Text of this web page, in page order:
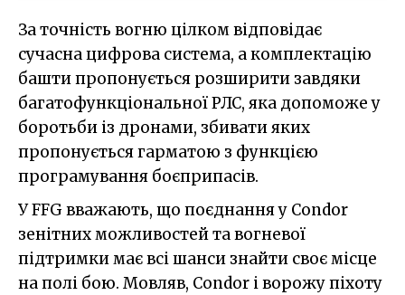
За точність вогню цілком відповідає
сучасна цифрова система, а комплектацію
башти пропонується розширити завдяки
багатофункціональної РЛС, яка допоможе у
боротьби із дронами, збивати яких
пропонується гарматою з функцією
програмування боєприпасів.
У FFG вважають, що поєднання у Condor
зенітних можливостей та вогневої
підтримки має всі шанси знайти своє місце
на полі бою. Мовляв, Condor і ворожу піхоту